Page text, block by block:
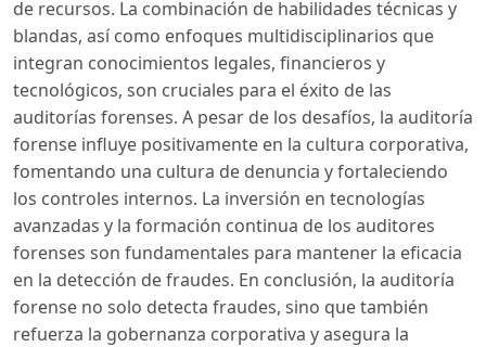
de recursos. La combinación de habilidades técnicas y
blandas, así como enfoques multidisciplinarios que
integran conocimientos legales, financieros y
tecnológicos, son cruciales para el éxito de las
auditorías forenses. A pesar de los desafíos, la auditoría
forense influye positivamente en la cultura corporativa,
fomentando una cultura de denuncia y fortaleciendo
los controles internos. La inversión en tecnologías
avanzadas y la formación continua de los auditores
forenses son fundamentales para mantener la eficacia
en la detección de fraudes. En conclusión, la auditoría
forense no solo detecta fraudes, sino que también
refuerza la gobernanza corporativa y asegura la